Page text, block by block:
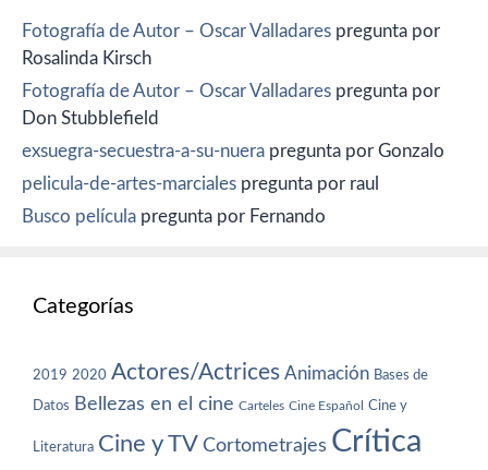
Fotografía de Autor – Oscar Valladares pregunta por
Rosalinda Kirsch
Fotografía de Autor – Oscar Valladares pregunta por
Don Stubblefield
exsuegra-secuestra-a-su-nuera pregunta por Gonzalo
pelicula-de-artes-marciales pregunta por raul
Busco película pregunta por Fernando
Categorías
2019 2020 Actores/Actrices Animación Bases de
Datos Bellezas en el cine Carteles Cine Español Cine y
Literatura Cine y TV Cortometrajes Crítica